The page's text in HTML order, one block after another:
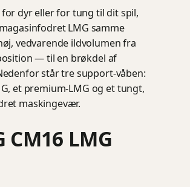
for dyr eller for tung til dit spil,
LMG samme
vedvarende ildvolumen fra
— til en brøkdel af
står tre support-våben:
et premium-LMG og et tungt,
maskingevær.
CM16 LMG